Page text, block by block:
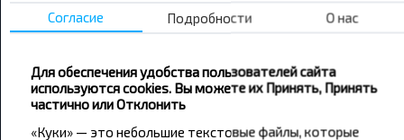
другие интересные предложения INFOBUS.
Подпишись на получение новостей и
Согласие Подробности О нас
Для обеспечения удобства пользователей сайта
используются cookies. Вы можете их Принять, Принять
частично или Отклонить
«Куки» — это небольшие текстовые файлы, которые